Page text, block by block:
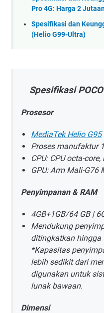
Pro 4G: Harga 2
Spesifikasi dan
(Helio G99-Ultra)
Spesifikasi
Prosesor
MediaTek Helio G95
Proses manufaktur
CPU: CPU octa-
GPU: Arm Mali-G76
Penyimpanan & RAM
4GB+1GB/64 GB |
Mendukung
ditingkatkan hingga
*Kapasitas
lebih sedikit dari
digunakan untuk
lunak bawaan.
Dimensi